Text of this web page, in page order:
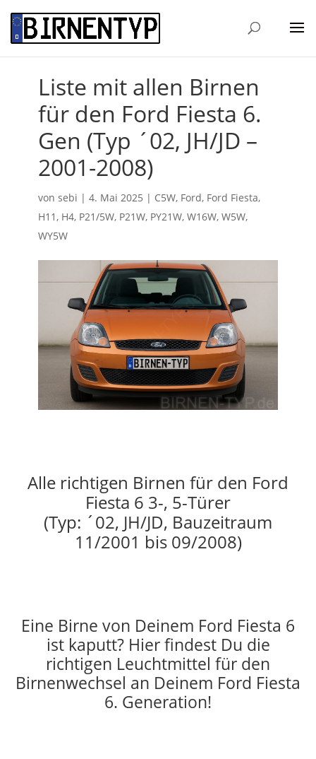
Liste mit allen Birnen
für den Ford Fiesta 6.
Gen (Typ ´02, JH/JD –
2001-2008)
von sebi | 4. Mai 2025 | C5W, Ford, Ford Fiesta,
H11 , H4, P21/5W, P21W, PY21W, W16W, W5W,
WY5W
Alle richtigen Birnen für den Ford
Fiesta 6 3-, 5-Türer
(Typ: ´02, JH/JD, Bauzeitraum
11/2001 bis 09/2008)
Eine Birne von Deinem Ford Fiesta 6
ist kaputt? Hier findest Du die
richtigen Leuchtmittel für den
Birnenwechsel an Deinem Ford Fiesta
6. Generation!